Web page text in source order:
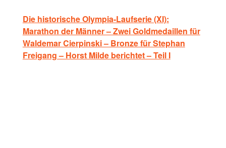
Die historische Olympia-Laufserie (XI):
Marathon der Männer – Zwei Goldmedaillen für
Waldemar Cierpinski – Bronze für Stephan
Freigang – Horst Milde berichtet – Teil I